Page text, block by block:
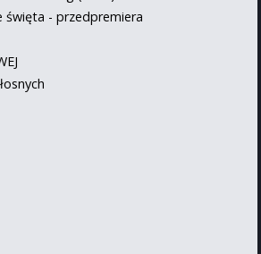
święta - przedpremiera